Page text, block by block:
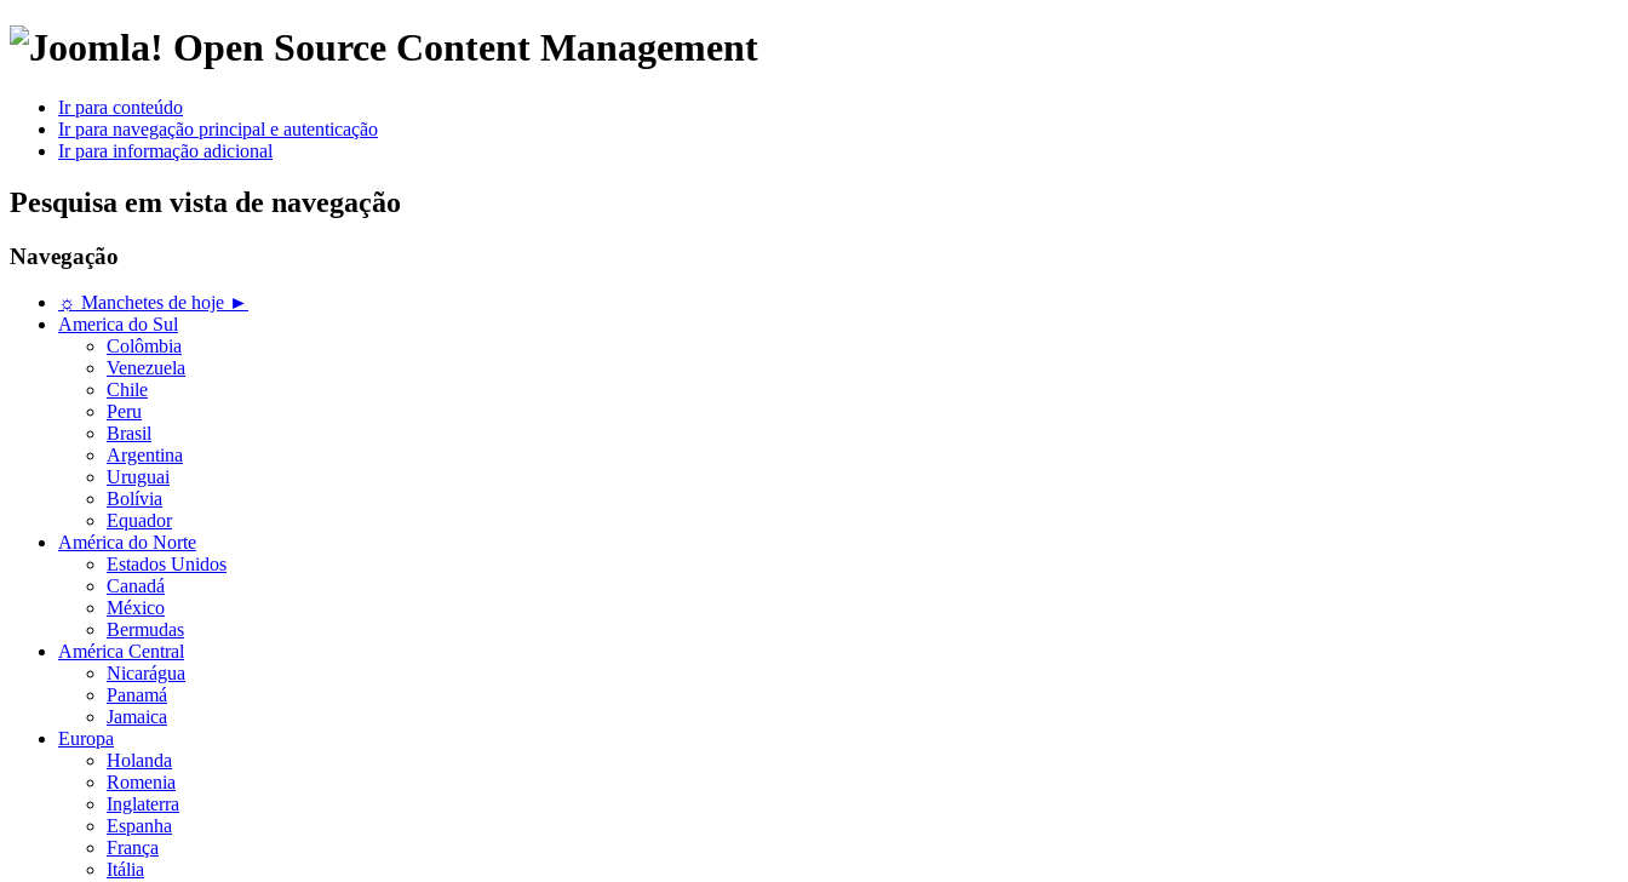
Open Source Content Management
Ir para conteúdo
Ir para navegação principal e autenticação
Ir para informação adicional
Pesquisa em vista de navegação
Navegação
☼ Manchetes de hoje ►
America do Sul
Colômbia
Venezuela
Chile
Peru
Brasil
Argentina
Uruguai
Bolívia
Equador
América do Norte
Estados Unidos
Canadá
México
Bermudas
América Central
Nicarágua
Panamá
Jamaica
Europa
Holanda
Romenia
Inglaterra
Espanha
França
Itália